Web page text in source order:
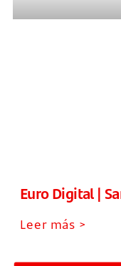
Euro Digital |
Leer más >